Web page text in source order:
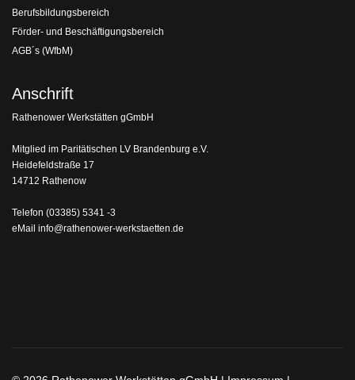
Berufsbildungsbereich
Förder- und Beschäftigungsbereich
AGB´s (WfbM)
Anschrift
Rathenower Werkstätten gGmbH
Mitglied im Paritätischen LV Brandenburg e.V.
Heidefeldstraße 17
14712 Rathenow
Telefon (03385) 5341 -3
eMail info@rathenower-werkstaetten.de